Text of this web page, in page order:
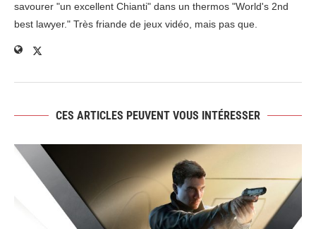
savourer "un excellent Chianti" dans un thermos "World's 2nd
best lawyer." Très friande de jeux vidéo, mais pas que.
CES ARTICLES PEUVENT VOUS INTÉRESSER